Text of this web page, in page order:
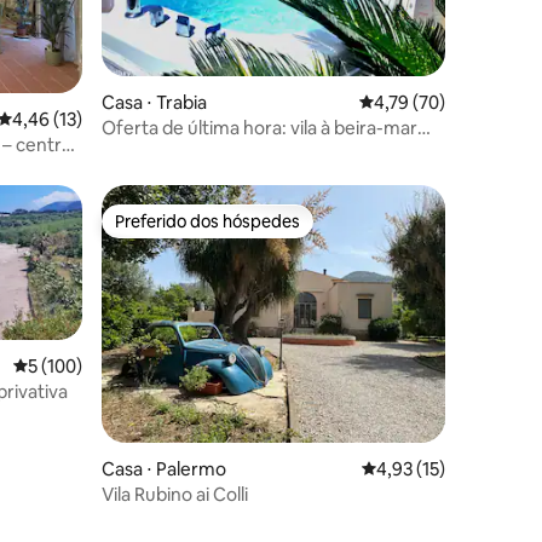
de uma avaliação média de 5, 13 avaliações
4,46 (13)
centro
Casa ⋅ Trabia 4,79 de uma
4,79 (70)
Oferta de última hora: vila à beira-mar
hóspedes
5 de uma avaliação média de 5, 100 avaliações
5 (100)
Preferido dos hóspedes
Preferido dos hóspedes
Casa ⋅ Palermo 4,93 de uma
4,93 (15)
Vila Rubino ai Colli